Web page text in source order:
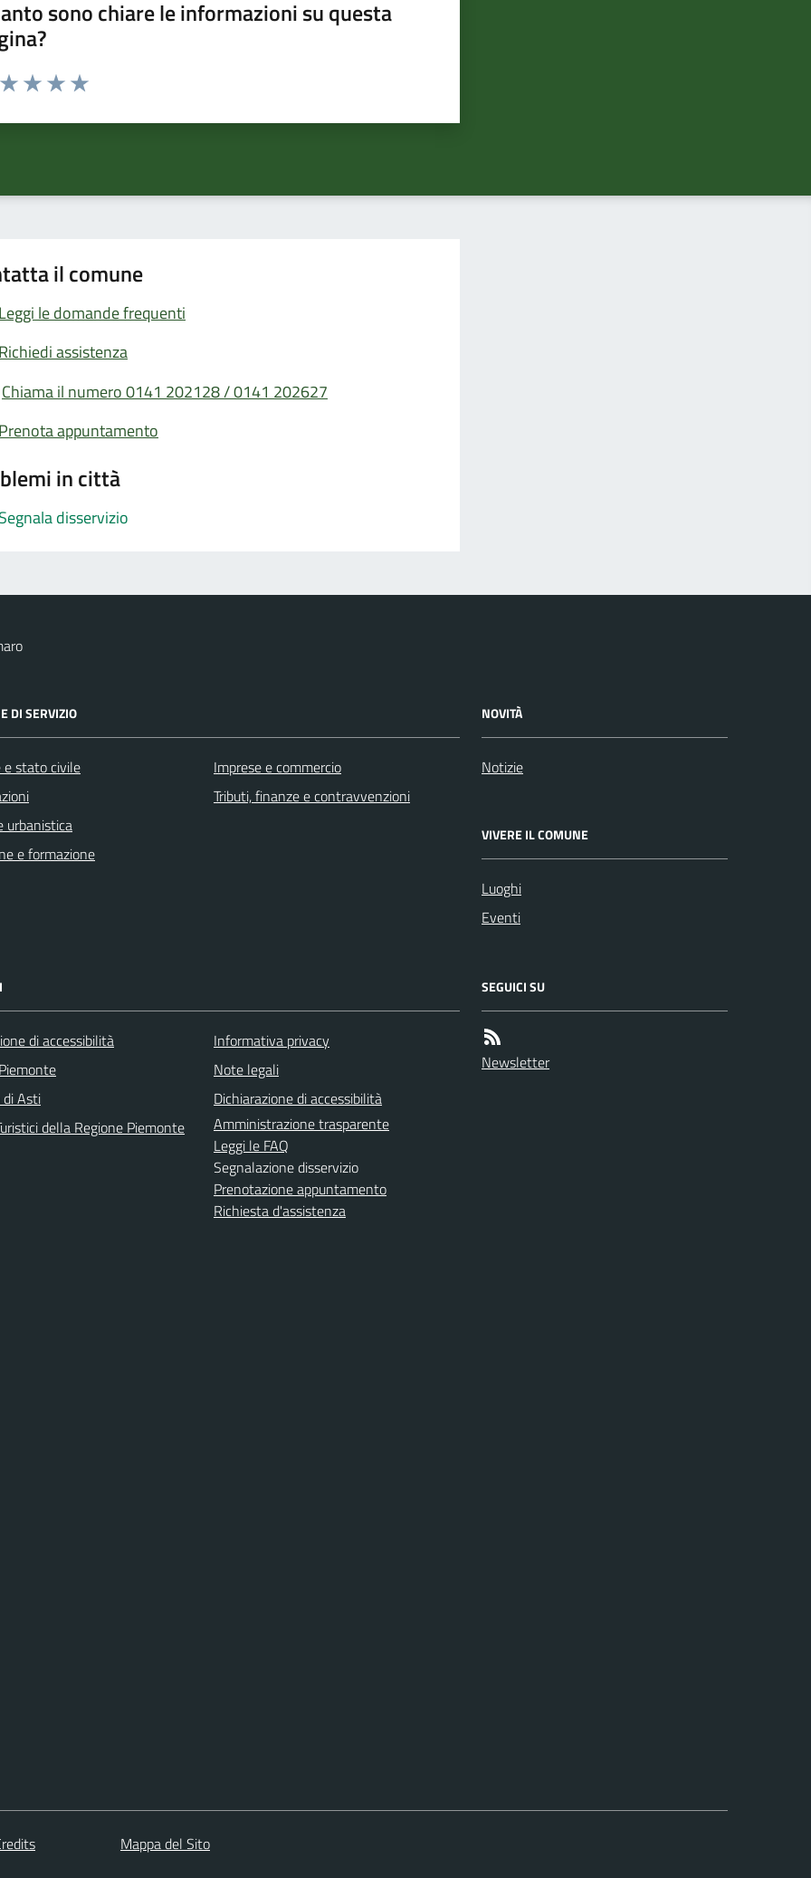
sono chiare le informazioni su questa
da 1 a 5 stelle la pagina
il comune
Leggi le domande frequenti
Richiedi assistenza
Chiama il numero 0141 202128 / 0141 202627
Prenota appuntamento
in città
Segnala disservizio
DI SERVIZIO
e stato civile
urbanistica
e formazione
Imprese e commercio
Tributi, finanze e contravvenzioni
NOVITÀ
Notizie
VIVERE IL COMUNE
Luoghi
Eventi
di accessibilità
di Asti
della Regione Piemonte
Informativa privacy
Note legali
Dichiarazione di accessibilità
Amministrazione trasparente
Leggi le FAQ
Segnalazione disservizio
Prenotazione appuntamento
Richiesta d'assistenza
SEGUICI SU
Newsletter
Mappa del Sito